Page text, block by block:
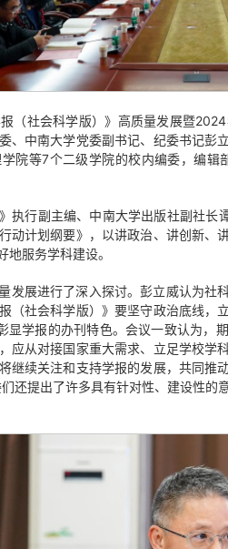
（社会科学版）》高质量发展暨
、中南大学党委副书记、纪委书记彭
院等7个二级学院的校内编委，编
执行副主编、中南大学出版社副社
动计划纲要》，以讲政治、讲创新
服务学科建设。
发展进行了深入探讨。彭立威认为
（社会科学版）》要坚守政治底线
显学报的办刊特色。会议一致认为
应从对接国家重大需求、立足学校
继续关注和支持学报的发展，共同
还提出了许多具有针对性、建设性的意